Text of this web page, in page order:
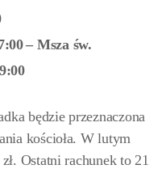
– Msza św.
będzie przeznaczona
kościoła. W lutym
Ostatni rachunek to 21